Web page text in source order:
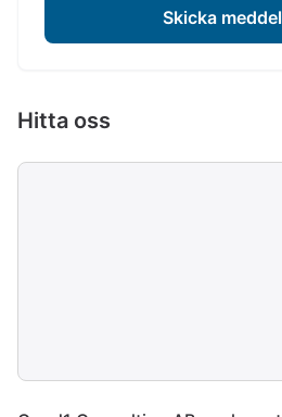
Skicka
Hitta oss